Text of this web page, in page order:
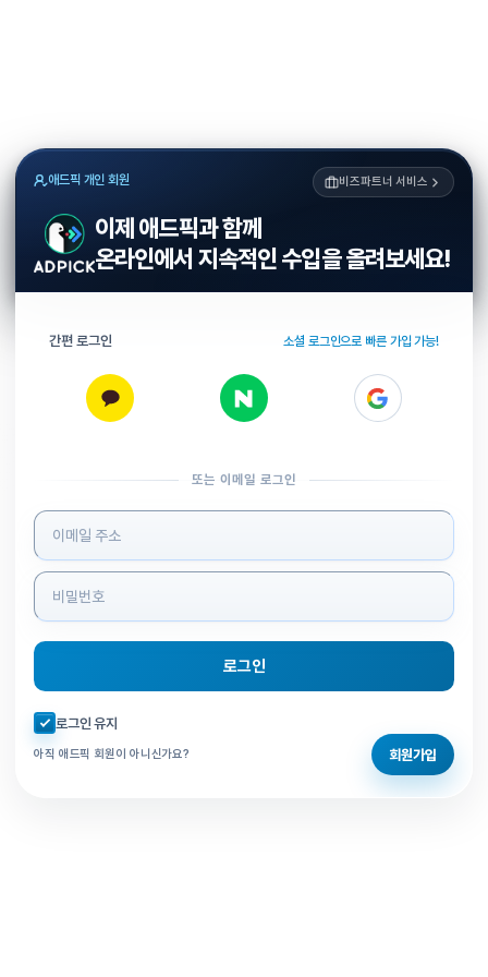
애드픽 개인 회원 비즈파트너 서비스
이제 애드픽과 함께
온라인에서 지속적인 수입을 올려보세요!
간편 로그인 소셜 로그인으로 빠른 가입 가능!
또는 이메일 로그인
로그인 정보 입력
로그인
자동로그인 체크
로그인 유지
아직 애드픽 회원이 아니신가요? 회원가입